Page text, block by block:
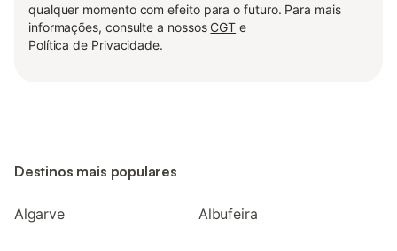
qualquer momento com efeito para o futuro. Para mais
informações, consulte a nossos CGT e
Política de Privacidade.
Destinos mais populares
Algarve Albufeira